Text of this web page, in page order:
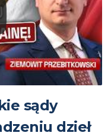
sądy
dzieł